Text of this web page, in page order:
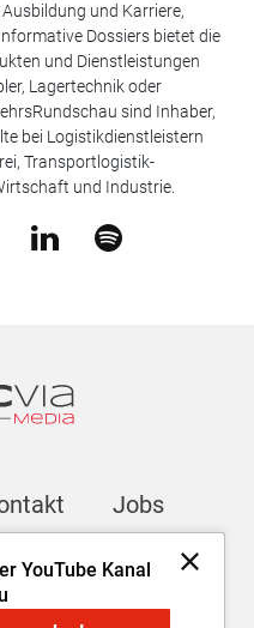
YouTube Kanal
und Karriere,
Dossiers bietet die
und Dienstleistungen
Lagertechnik oder
sind Inhaber,
bei Logistikdienstleistern
Transportlogistik-
und Industrie.
Jobs